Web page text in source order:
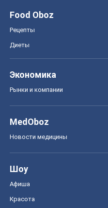
Food Oboz
Рецепты
Диеты
Экономика
Рынки и компании
MedOboz
Новости медицины
Шоу
Афиша
Красота